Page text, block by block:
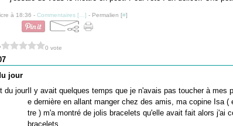
à 18:36 - Commentaires [… ] - Permalien [#]
0 vote
jour
Il y avait quelques temps que je n'avais pas toucher à mes
e dernière en allant manger chez des amis, ma copine Isa (
tre ) m'a montré de jolis bracelets qu'elle avait fait alors j'ai
bracelets...